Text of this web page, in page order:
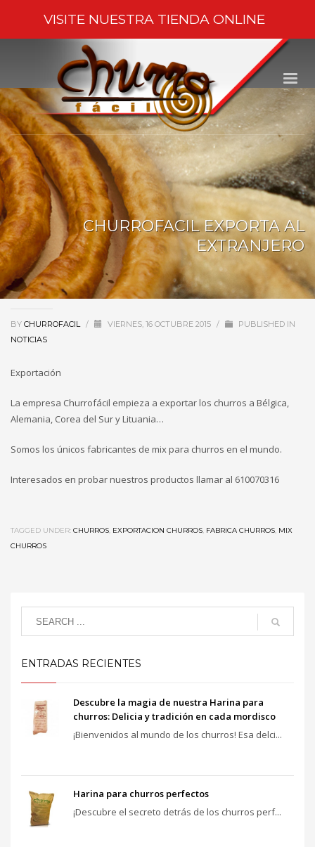
VISITE NUESTRA TIENDA ONLINE
CHURROFACIL EXPORTA AL
EXTRANJERO
BY CHURROFACIL / VIERNES, 16 OCTUBRE 2015 /
PUBLISHED IN
NOTICIAS
Exportación
La empresa Churrofácil empieza a exportar los churros a Bélgica,
Alemania, Corea del Sur y Lituania…
Somos los únicos fabricantes de mix para churros en el mundo.
Interesados en probar nuestros productos llamar al 610070316
TAGGED UNDER: CHURROS, EXPORTACION CHURROS, FABRICA CHURROS, MIX
CHURROS
ENTRADAS RECIENTES
Descubre la magia de nuestra Harina para
churros: Delicia y tradición en cada mordisco
¡Bienvenidos al mundo de los churros! Esa delci...
Harina para churros perfectos
¡Descubre el secreto detrás de los churros perf...